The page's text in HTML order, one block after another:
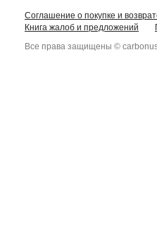
Соглашение о покупке и
Книга жалоб и предложений
Все права защищены ©